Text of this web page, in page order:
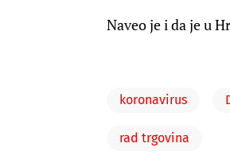
Naveo je i da je u
koronavirus
rad trgovina